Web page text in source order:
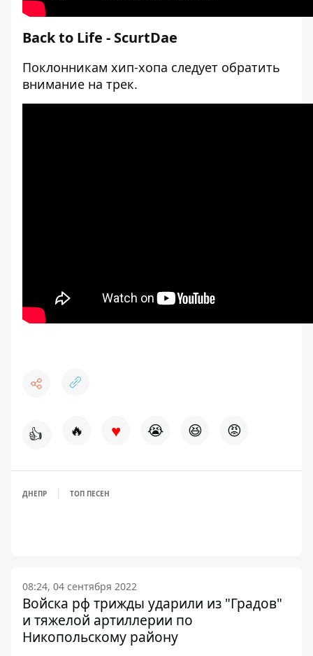
Back to Life - ScurtDae
Поклонникам хип-хопа следует обратить
внимание на трек.
👍 🔥 ♥ 😭 😆 😡
ДНЕПР ТОП ПЕСЕН
08:24, 04 сентября 2022
Войска рф трижды ударили из "Градов"
и тяжелой артиллерии по
Никопольскому району